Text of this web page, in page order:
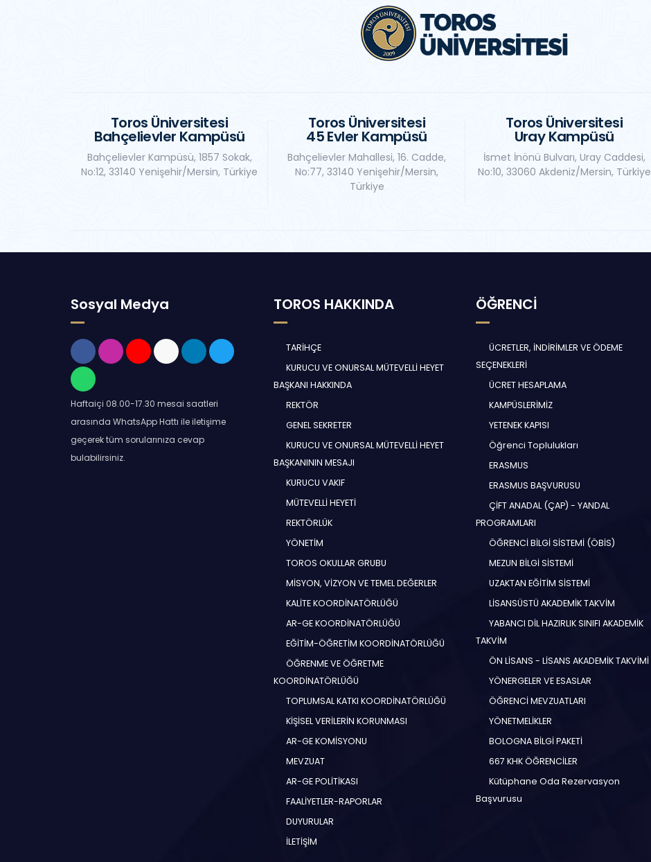
Toros Üniversitesi
Bahçelievler Kampüsü
Bahçelievler Kampüsü, 1857 Sokak,
No:12, 33140 Yenişehir/Mersin, Türkiye
Toros Üniversitesi
45 Evler Kampüsü
Bahçelievler Mahallesi, 16. Cadde,
No:77, 33140 Yenişehir/Mersin,
Türkiye
Toros Üniversitesi
Uray Kampüsü
İsmet İnönü Bulvarı, Uray Caddesi,
No:10, 33060 Akdeniz/Mersin, Türkiye
Sosyal Medya
Haftaiçi 08.00-17.30 mesai saatleri
arasında WhatsApp Hattı ile iletişime
geçerek tüm sorularınıza cevap
bulabilirsiniz.
TOROS HAKKINDA
TARİHÇE
KURUCU VE ONURSAL MÜTEVELLİ HEYET
BAŞKANI HAKKINDA
REKTÖR
GENEL SEKRETER
KURUCU VE ONURSAL MÜTEVELLİ HEYET
BAŞKANININ MESAJI
KURUCU VAKIF
MÜTEVELLİ HEYETİ
REKTÖRLÜK
YÖNETİM
TOROS OKULLAR GRUBU
MİSYON, VİZYON VE TEMEL DEĞERLER
KALİTE KOORDİNATÖRLÜĞÜ
AR-GE KOORDİNATÖRLÜĞÜ
EĞİTİM-ÖĞRETİM KOORDİNATÖRLÜĞÜ
ÖĞRENME VE ÖĞRETME
KOORDİNATÖRLÜĞÜ
TOPLUMSAL KATKI KOORDİNATÖRLÜĞÜ
KİŞİSEL VERİLERİN KORUNMASI
AR-GE KOMİSYONU
MEVZUAT
AR-GE POLİTİKASI
FAALİYETLER-RAPORLAR
DUYURULAR
İLETİŞİM
ÖĞRENCİ
ÜCRETLER, İNDİRİMLER VE ÖDEME
SEÇENEKLERİ
ÜCRET HESAPLAMA
KAMPÜSLERİMİZ
YETENEK KAPISI
Öğrenci Toplulukları
ERASMUS
ERASMUS BAŞVURUSU
ÇİFT ANADAL (ÇAP) - YANDAL
PROGRAMLARI
ÖĞRENCİ BİLGİ SİSTEMİ (ÖBİS)
MEZUN BİLGİ SİSTEMİ
UZAKTAN EĞİTİM SİSTEMİ
LİSANSÜSTÜ AKADEMİK TAKVİM
YABANCI DİL HAZIRLIK SINIFI AKADEMİK
TAKVİM
ÖN LİSANS - LİSANS AKADEMİK TAKVİMİ
YÖNERGELER VE ESASLAR
ÖĞRENCİ MEVZUATLARI
YÖNETMELİKLER
BOLOGNA BİLGİ PAKETİ
667 KHK ÖĞRENCİLER
Kütüphane Oda Rezervasyon
Başvurusu